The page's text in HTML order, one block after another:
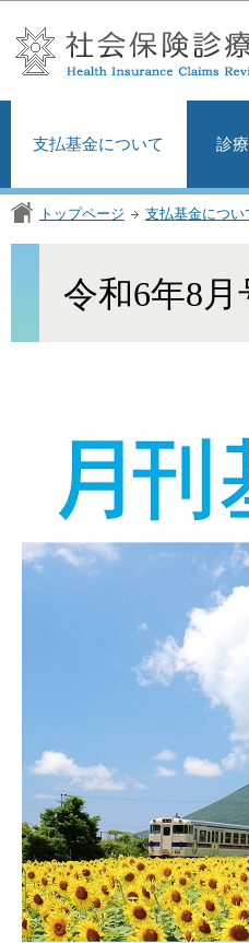
支払基金について 診
トップページ 支払基金につい
令和6年8月